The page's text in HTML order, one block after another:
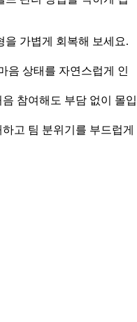
을 가볍게 회복해 보세요.
음 상태를 자연스럽게 인
참여해도 부담 없이 몰입
고 팀 분위기를 부드럽게